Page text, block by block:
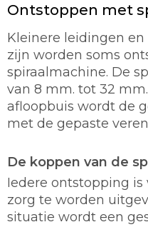
Ontstoppen met
Kleinere leidingen
zijn worden soms
spiraalmachine. De
van 8 mm. tot 32
afloopbuis wordt de
met de gepaste
De koppen van de
Iedere ontstopping
zorg te worden
situatie wordt een